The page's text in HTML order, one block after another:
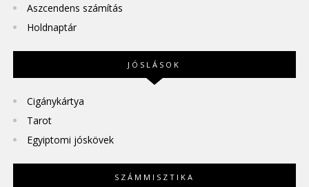
Aszcendens számítás
Holdnaptár
JÓSLÁSOK
Cigánykártya
Tarot
Egyiptomi jóskövek
SZÁMMISZTIKA